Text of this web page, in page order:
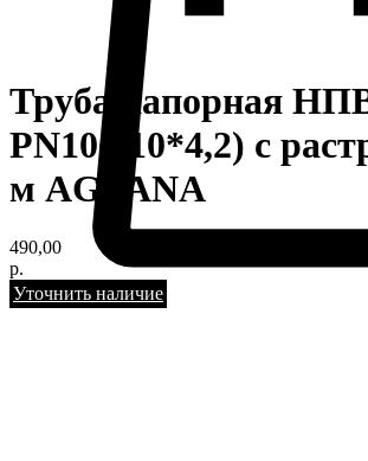
Труба напорная
PN10(110*4,2) с
м AGVANA
490,00
р.
Уточнить наличие